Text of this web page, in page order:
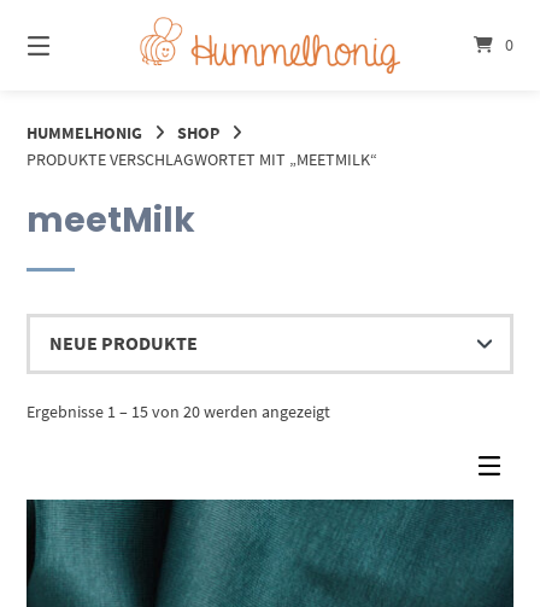
zum
Inhalt
0
HUMMELHONIG
SHOP
PRODUKTE VERSCHLAGWORTET MIT „MEETMILK“
meetMilk
Ergebnisse 1 – 15 von 20 werden angezeigtNach